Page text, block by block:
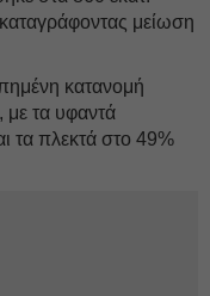
μείωση
κατανομή
με τα υφαντά
τα πλεκτά στο 49%